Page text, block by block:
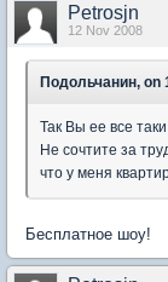
Petrosjn
12 Nov 2008
Подольчанин, on
Так Вы ее все
Не сочтите за
что у меня
Бесплатное шоу!